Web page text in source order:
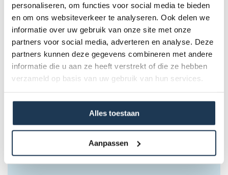
personaliseren, om functies voor social media te bieden
en om ons websiteverkeer te analyseren. Ook delen we
informatie over uw gebruik van onze site met onze
partners voor social media, adverteren en analyse. Deze
partners kunnen deze gegevens combineren met andere
informatie die u aan ze heeft verstrekt of die ze hebben
verzameld op basis van uw gebruik van hun services.
Alles toestaan
Aanpassen
RESERVATIE AANVRAAG
Standaardhuur (dag-verhuur)
1 weekend - 2 dagen
Woe.NM (4 u., excl. vakantiedag)